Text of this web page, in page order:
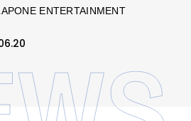
ENTERTAINMENT